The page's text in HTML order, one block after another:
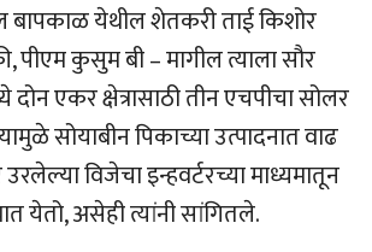
बापकाळ येथील शेतकरी ताई किशोर
पीएम कुसुम बी – मागील त्याला सौर
एकर क्षेत्रासाठी तीन एचपीचा सोलर
सोयाबीन पिकाच्या उत्पादनात वाढ
विजेचा इन्हवर्टरच्या माध्यमातून
येतो, असेही त्यांनी सांगितले.